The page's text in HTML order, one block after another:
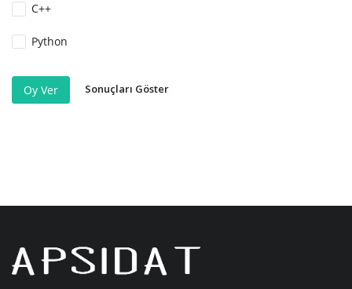
C++
Python
Oy Ver Sonuçları Göster